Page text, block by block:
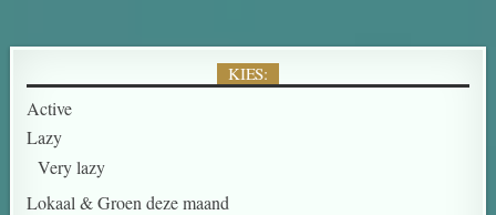
KIES:
Active
Lazy
Very lazy
Lokaal & Groen deze maand